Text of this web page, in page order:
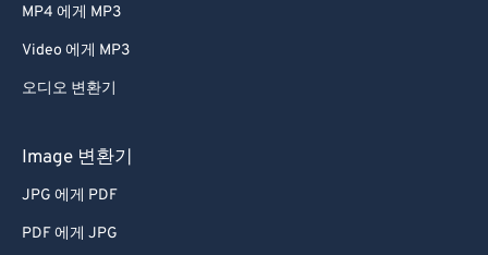
MP4 에게 MP3
Video 에게 MP3
오디오 변환기
Image 변환기
JPG 에게 PDF
PDF 에게 JPG